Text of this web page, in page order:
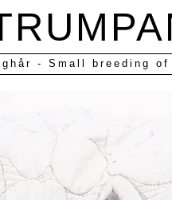
- Small breeding